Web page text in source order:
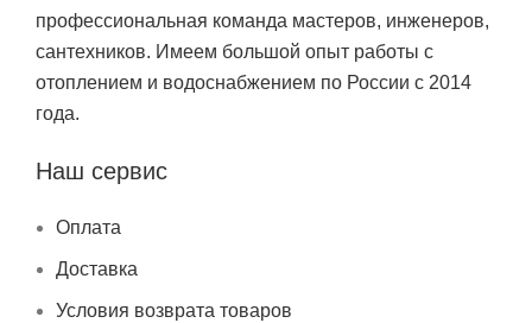
профессиональная команда мастеров, инженеров,
сантехников. Имеем большой опыт работы с
отоплением и водоснабжением по России с 2014
года.
Наш сервис
Оплата
Доставка
Условия возврата товаров